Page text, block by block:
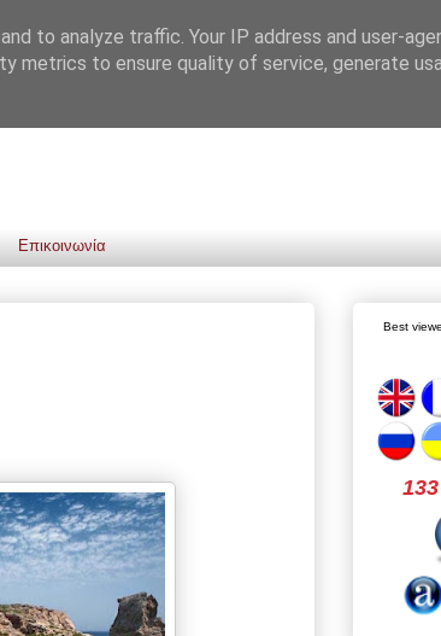
Επικοινωνία
Best
to analyze traffic. Your IP address and user-
metrics to ensure quality of service, generate